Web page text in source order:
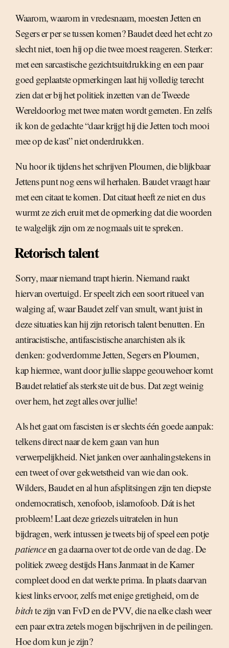
Waarom, waarom in vredesnaam, moesten Jetten en
Segers er per se tussen komen? Baudet deed het echt zo
slecht niet, toen hij op die twee moest reageren. Sterker:
met een sarcastische gezichtsuitdrukking en een paar
goed geplaatste opmerkingen laat hij volledig terecht
zien dat er bij het politiek inzetten van de Tweede
Wereldoorlog met twee maten wordt gemeten. En zelfs
ik kon de gedachte “daar krijgt hij die Jetten toch mooi
mee op de kast” niet onderdrukken.
Nu hoor ik tijdens het schrijven Ploumen, die blijkbaar
Jettens punt nog eens wil herhalen. Baudet vraagt haar
met een citaat te komen. Dat citaat heeft ze niet en dus
wurmt ze zich eruit met de opmerking dat die woorden
te walgelijk zijn om ze nogmaals uit te spreken.
Retorisch talent
Sorry, maar niemand trapt hierin. Niemand raakt
hiervan overtuigd. Er speelt zich een soort ritueel van
walging af, waar Baudet zelf van smult, want juist in
deze situaties kan hij zijn retorisch talent benutten. En
antiracistische, antifascistische anarchisten als ik
denken: godverdomme Jetten, Segers en Ploumen,
kap hiermee, want door jullie slappe geouwehoer komt
Baudet relatief als sterkste uit de bus. Dat zegt weinig
over hem, het zegt alles over jullie!
Als het gaat om fascisten is er slechts één goede aanpak:
telkens direct naar de kern gaan van hun
verwerpelijkheid. Niet janken over aanhalingstekens in
een tweet of over gekwetstheid van wie dan ook.
Wilders, Baudet en al hun afsplitsingen zijn ten diepste
ondemocratisch, xenofoob, islamofoob. Dát is het
probleem! Laat deze griezels uitratelen in hun
bijdragen, werk intussen je tweets bij of speel een potje
patienceen ga daarna over tot de orde van de dag. De
politiek zweeg destijds Hans Janmaat in de Kamer
compleet dood en dat werkte prima. In plaats daarvan
kiest links ervoor, zelfs met enige gretigheid, om de
bitchte zijn van FvD en de PVV, die na elke clash weer
een paar extra zetels mogen bijschrijven in de peilingen.
Hoe dom kun je zijn?